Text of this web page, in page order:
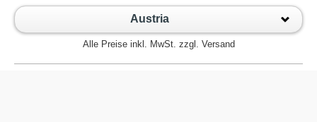
Austria
Alle Preise inkl. MwSt. zzgl. Versand